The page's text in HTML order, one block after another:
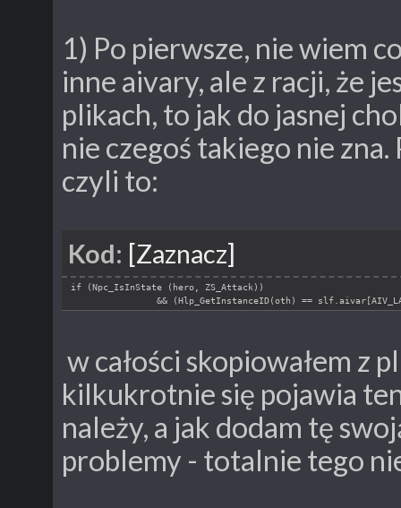
1) Po pierwsze, nie wiem
inne aivary, ale z racji, że
plikach, to jak do jasnej
nie czegoś takiego nie
czyli to:
Kod: [Zaznacz]
if (Npc_IsInState (hero, ZS_Attack))
&& (Hlp_GetInstanceID(oth) ==
w całości skopiowałem z
kilkukrotnie się pojawia
należy, a jak dodam tę
problemy - totalnie tego